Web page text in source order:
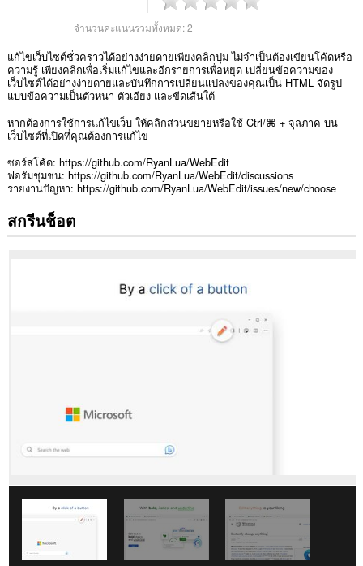
จำนวนคะแนนรวมทั้งหมด:2
แก้ไขเว็บไซต์ชั่วคราวได้อย่างง่ายดายเพียงคลิกปุ่ม ไม่จำเป็นต้องเขียนโค้ดหรือ
ความรู้ เพียงคลิกเพื่อเริ่มแก้ไขและอีกรายการเพื่อหยุด เปลี่ยนข้อความของ
เว็บไซต์ได้อย่างง่ายดายและบันทึกการเปลี่ยนแปลงของคุณเป็น HTML จัดรูป
แบบข้อความเป็นตัวหนา ตัวเอียง และขีดเส้นใต้
หากต้องการใช้การแก้ไขเว็บ ให้คลิกส่วนขยายหรือใช้ Ctrl/⌘ + จุลภาค บน
เว็บไซต์ที่เปิดที่คุณต้องการแก้ไข
ซอร์สโค้ด: https://github.com/RyanLua/WebEdit
ฟอรัมชุมชน: https://github.com/RyanLua/WebEdit/discussions
รายงานปัญหา: https://github.com/RyanLua/WebEdit/issues/new/choose
สกรีนช็อต